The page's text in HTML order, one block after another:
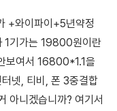
+와이파이+5년약정
1기가는 19800원이란
보여서 16800*1.1을
넷, 티비, 폰 3중결합
아니겠습니까? 여기서